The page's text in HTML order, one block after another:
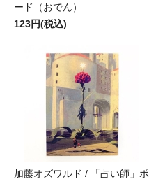
ード（おでん）
123円(税込)
加藤オズワルド / 「占い師」ポ